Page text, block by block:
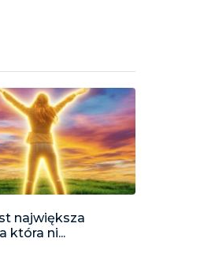
największa
która ni...